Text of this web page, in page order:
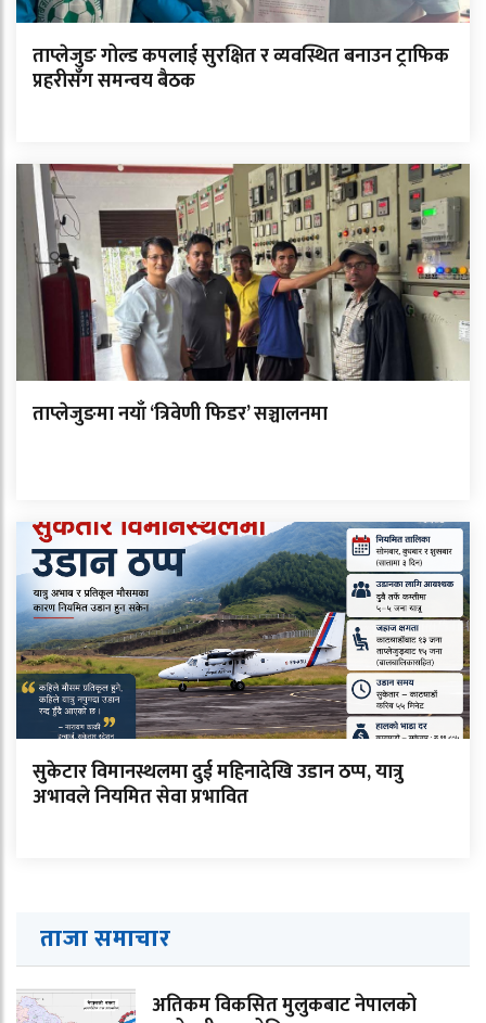
ताप्लेजुङ गोल्ड कपलाई सुरक्षित र व्यवस्थित बनाउन ट्राफिक
प्रहरीसँग समन्वय बैठक
ताप्लेजुङमा नयाँ ‘त्रिवेणी फिडर’ सञ्चालनमा
सुकेटार विमानस्थलमा दुई महिनादेखि उडान ठप्प, यात्रु
अभावले नियमित सेवा प्रभावित
ताजा समाचार
अतिकम विकसित मुलुकबाट नेपालको